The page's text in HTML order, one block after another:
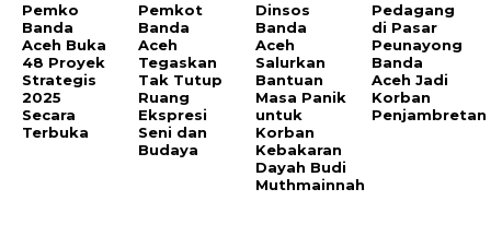
Pemko
Banda
Aceh Buka
48 Proyek
Strategis
2025
Secara
Terbuka
Pemkot
Banda
Aceh
Tegaskan
Tak Tutup
Ruang
Ekspresi
Seni dan
Budaya
Dinsos
Banda
Aceh
Salurkan
Bantuan
Masa Panik
untuk
Korban
Kebakaran
Dayah Budi
Muthmainnah
Pedagang
di Pasar
Peunayong
Banda
Aceh Jadi
Korban
Penjambretan